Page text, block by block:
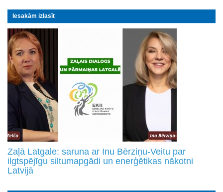
Iesakām izlasīt
Zaļā Latgale: saruna ar Inu Bērziņu-Veitu par
ilgtspējīgu siltumapgādi un enerģētikas nākotni
Latvijā